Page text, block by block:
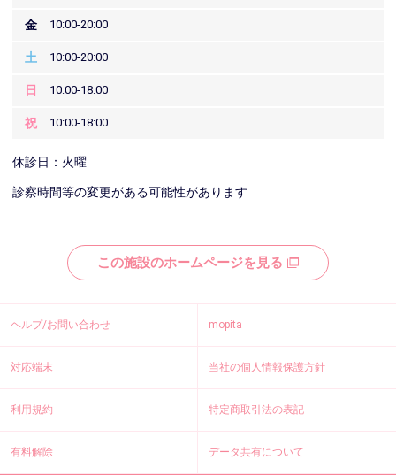
金 10:00-20:00
土 10:00-20:00
日 10:00-18:00
祝 10:00-18:00
休診日：火曜
診察時間等の変更がある可能性があります
この施設のホームページを見る
ヘルプ/お問い合わせ mopita
対応端末 当社の個人情報保護方針
利用規約 特定商取引法の表記
有料解除 データ共有について